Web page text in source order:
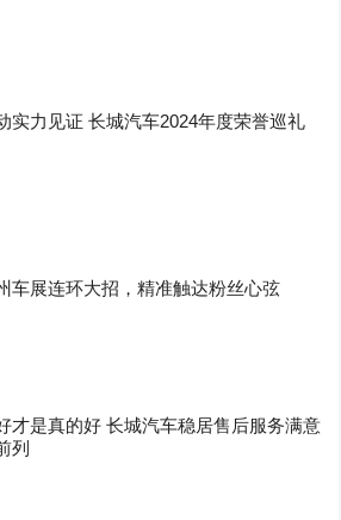
实力见证 长城汽车2024年度荣誉巡礼
车展连环大招，精准触达粉丝心弦
才是真的好 长城汽车稳居售后服务满意
列